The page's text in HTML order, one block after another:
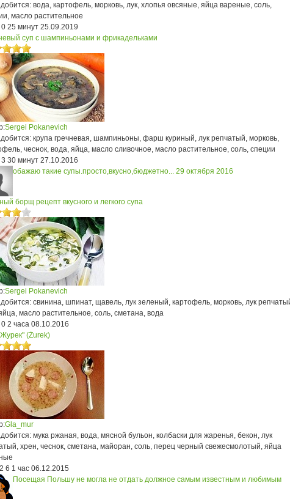
вода, картофель, морковь, лук, хлопья овсяные, яйца вареные, соль,
масло растительное
0 25 минут 25.09.2019
суп с шампиньонами и фрикадельками
Sergei Pokanevich
крупа гречневая, шампиньоны, фарш куриный, лук репчатый, морковь,
чеснок, вода, яйца, масло сливочное, масло растительное, соль, специи
3 30 минут 27.10.2016
обажаю такие супы.просто,вкусно,бюджетно... 29 октября 2016
борщ рецепт вкусного и легкого супа
Sergei Pokanevich
свинина, шпинат, щавель, лук зеленый, картофель, морковь, лук
масло растительное, соль, сметана, вода
0 2 часа 08.10.2016
(Żurek)
Gla_mur
мука ржаная, вода, мясной бульон, колбаски для жаренья, бекон, лук
хрен, чеснок, сметана, майоран, соль, перец черный свежесмолотый, яйца
6 1 час 06.12.2015
Посещая Польшу не могла не отдать должное самым известным и любимым